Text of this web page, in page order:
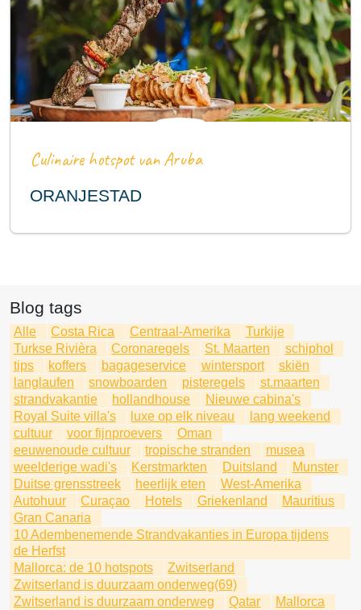
Culinaire hotspot van Aruba
ORANJESTAD
Blog tags
Alle Costa Rica Centraal-Amerika
Turkije
Turkse Rivièra
Coronaregels St. Maarten
schiphol
tips
koffers bagageservice wintersport
skiën
langlaufen
snowboarden pisteregels
st.maarten
strandvakantie
hollandhouse
Nieuwe cabina's
Royal Suite villa's
luxe op elk niveau
lang weekend
cultuur
voor fijnproevers
Oman
eeuwenoude cultuur
tropische stranden
musea
weelderige wadi's
Kerstmarkten Duitsland
Munster
Duitse grensstreek
heerlijk eten
West-Amerika
Autohuur
Curaçao Hotels Griekenland
Mauritius
Gran Canaria
10 Adembenemende Strandvakanties in Europa tijdens
de Herfst
Mallorca: de 10 hotspots
Zwitserland
Zwitserland is duurzaam onderweg(69)
Zwitserland is duurzaam onderweg
Qatar
Mallorca